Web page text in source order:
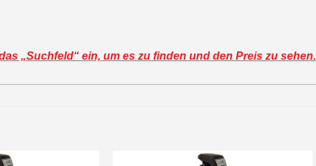
„Suchfeld“ ein, um es zu finden und den Preis zu sehen.